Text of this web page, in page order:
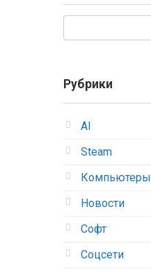
Рубрики
AI
Steam
Компьютеры
Новости
Софт
Соцсети